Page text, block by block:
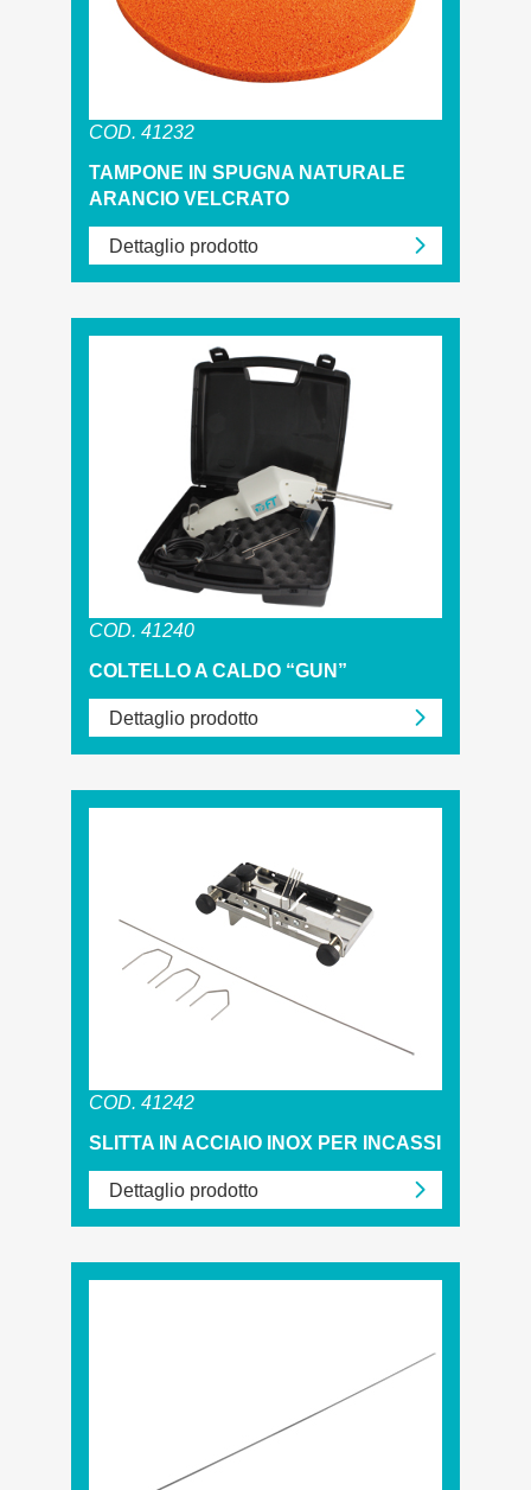
COD. 41232
TAMPONE IN SPUGNA NATURALE
ARANCIO VELCRATO
Dettaglio prodotto
COD. 41240
COLTELLO A CALDO “GUN”
Dettaglio prodotto
COD. 41242
SLITTA IN ACCIAIO INOX PER INCASSI
Dettaglio prodotto